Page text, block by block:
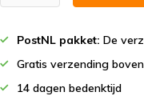
PostNL pakket: De
Gratis verzending
14 dagen bedenktijd